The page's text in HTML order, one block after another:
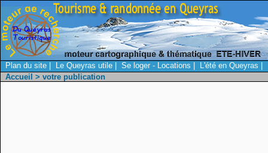
Plan du site| Le Queyras utile| Se loger - Locations L'été en Queyras
Accueil > votre publication